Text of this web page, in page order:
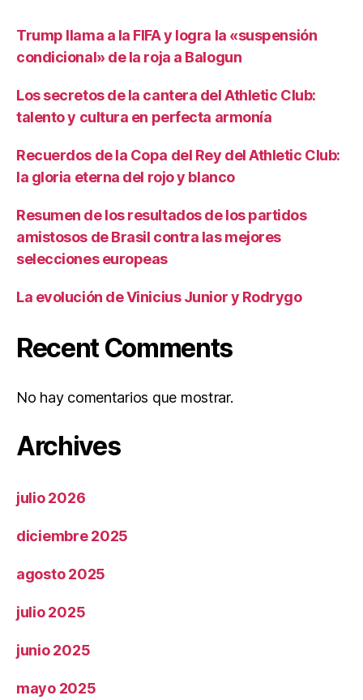
Trump llama a la FIFA y logra la «suspensión
condicional» de la roja a Balogun
Los secretos de la cantera del Athletic Club:
talento y cultura en perfecta armonía
Recuerdos de la Copa del Rey del Athletic Club:
la gloria eterna del rojo y blanco
Resumen de los resultados de los partidos
amistosos de Brasil contra las mejores
selecciones europeas
La evolución de Vinicius Junior y Rodrygo
Recent Comments
No hay comentarios que mostrar.
Archives
julio 2026
diciembre 2025
agosto 2025
julio 2025
junio 2025
mayo 2025